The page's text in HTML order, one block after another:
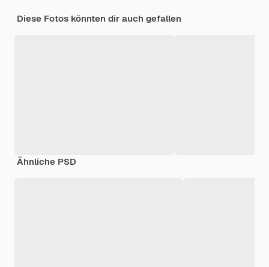
Diese Fotos könnten dir auch gefallen
Ähnliche PSD